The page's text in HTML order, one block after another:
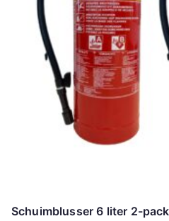
Schuimblusser 6 liter 2-